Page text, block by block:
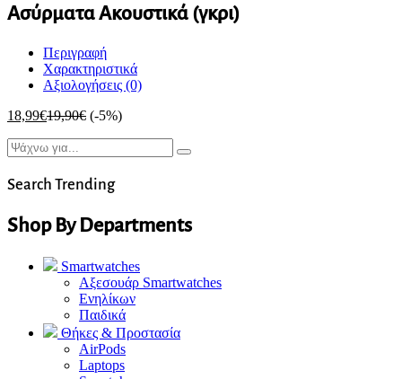
Ασύρματα Ακουστικά (γκρι)
Περιγραφή
Χαρακτηριστικά
Αξιολογήσεις (0)
18,99€19,90€ (-5%)
Search Trending
Shop By Departments
Smartwatches
Αξεσουάρ Smartwatches
Ενηλίκων
Παιδικά
Θήκες & Προστασία
AirPods
Laptops